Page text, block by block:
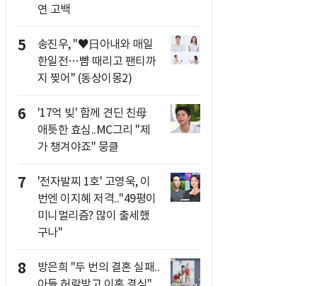
연 고백
5
송진우, "♥日아내와 매일
한일전…뺨 때리고 팬티까
지 찢어" (동상이몽2)
6
'17억 빚' 함께 견딘 친母
애틋한 효심..MC그리 "제
가 챙겨야죠" 뭉클
7
'전자발찌 1호' 고영욱, 이
번엔 이지혜 저격.."49평이
미니멀리즘? 많이 출세했
구나"
8
방은희 "두 번의 결혼 실패..